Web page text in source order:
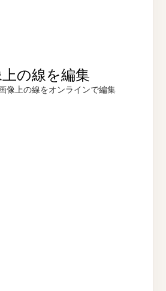
の線を編集
像上の線をオンラインで編集